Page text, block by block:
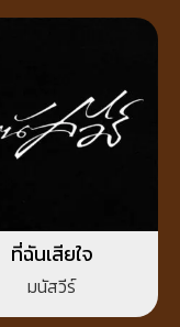
ที่ฉันเสียใจ
มนัสวีร์